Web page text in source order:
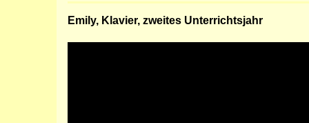
Emily, Klavier, zweites Unterrichtsjahr